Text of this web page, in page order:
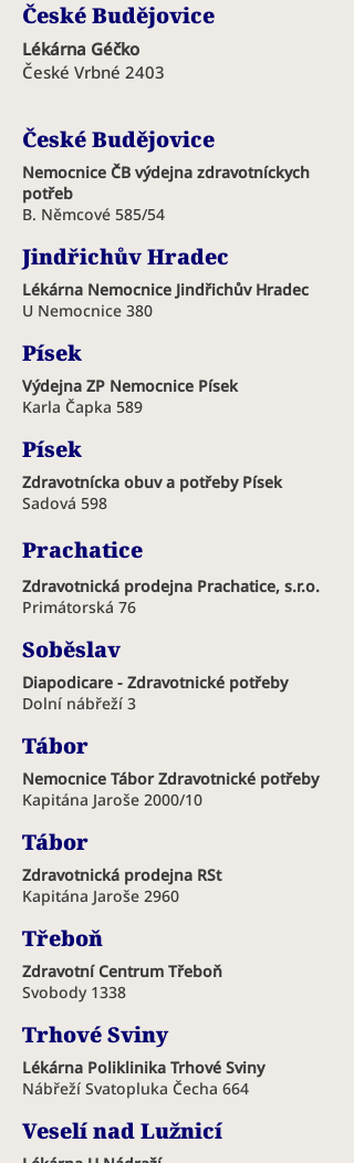
České Budějovice
Lékárna Géčko
České Vrbné 2403
České Budějovice
Nemocnice ČB výdejna zdravotníckych
potřeb
B. Němcové 585/54
Jindřichův Hradec
Lékárna Nemocnice Jindřichův Hradec
U Nemocnice 380
Písek
Výdejna ZP Nemocnice Písek
Karla Čapka 589
Písek
Zdravotnícka obuv a potřeby Písek
Sadová 598
Prachatice
Zdravotnická prodejna Prachatice, s.r.o.
Primátorská 76
Soběslav
Diapodicare - Zdravotnické potřeby
Dolní nábřeží 3
Tábor
Nemocnice Tábor Zdravotnické potřeby
Kapitána Jaroše 2000/10
Tábor
Zdravotnická prodejna RSt
Kapitána Jaroše 2960
Třeboň
Zdravotní Centrum Třeboň
Svobody 1338
Trhové Sviny
Lékárna Poliklinika Trhové Sviny
Nábřeží Svatopluka Čecha 664
Veselí nad Lužnicí